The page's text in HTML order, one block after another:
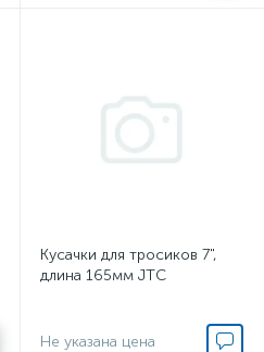
Кусачки для тросиков 7",
длина 165мм JTC
Не указана цена